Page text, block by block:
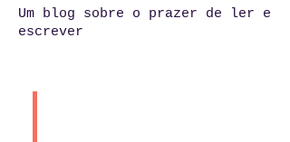
Um blog sobre o prazer de ler e
escrever